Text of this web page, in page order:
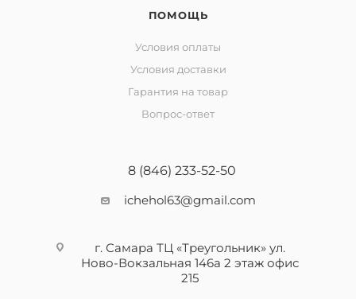
ПОМОЩЬ
Условия оплаты
Условия доставки
Гарантия на товар
Вопрос-ответ
8 (846) 233-52-50
ichehol63@gmail.com
г. Самара ТЦ «Треугольник» ул.
Ново-Вокзальная 146а 2 этаж офис
215